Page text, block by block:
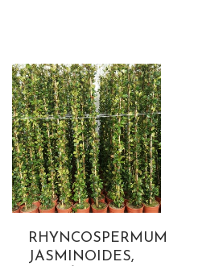
RHYNCOSPERMUM
JASMINOIDES,